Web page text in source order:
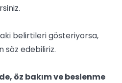
belirtileri gösteriyorsa,
söz edebiliriz.
öz bakım ve beslenme